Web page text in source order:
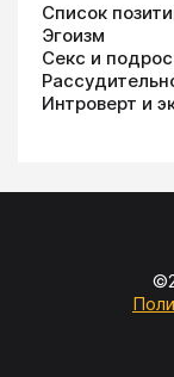
Список
Эгоизм
Секс и
Интроверт и